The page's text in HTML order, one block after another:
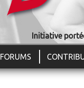
Initiative
FORUMS